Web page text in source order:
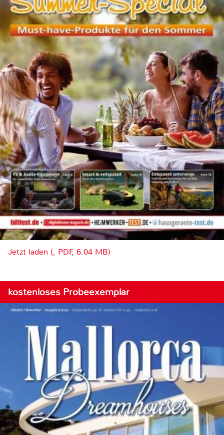
Jetzt laden (, PDF, 6.04 MB)
kostenloses Probeexemplar